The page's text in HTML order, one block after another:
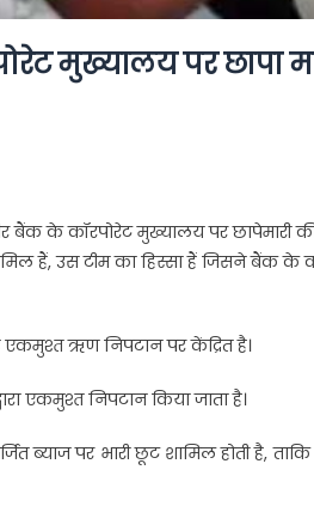
मुख्यालय पर छापा
के कॉरपोरेट मुख्यालय पर छापेमारी
हैं, उस टीम का हिस्सा हैं जिसने बैंक के
एकमुश्त ऋण निपटान पर केंद्रित है।
एकमुश्त निपटान किया जाता है।
ब्याज पर भारी छूट शामिल होती है, ताकि